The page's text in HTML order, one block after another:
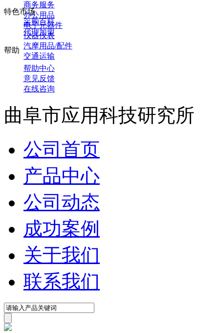
商务服务
办公用品
电子元器件
仪器仪表
汽摩用品/配件
交通运输
特色市场
采购百科
代理加盟
帮助
帮助中心
意见反馈
在线咨询
曲阜市应用科技研究所
公司首页
产品中心
公司动态
成功案例
关于我们
联系我们